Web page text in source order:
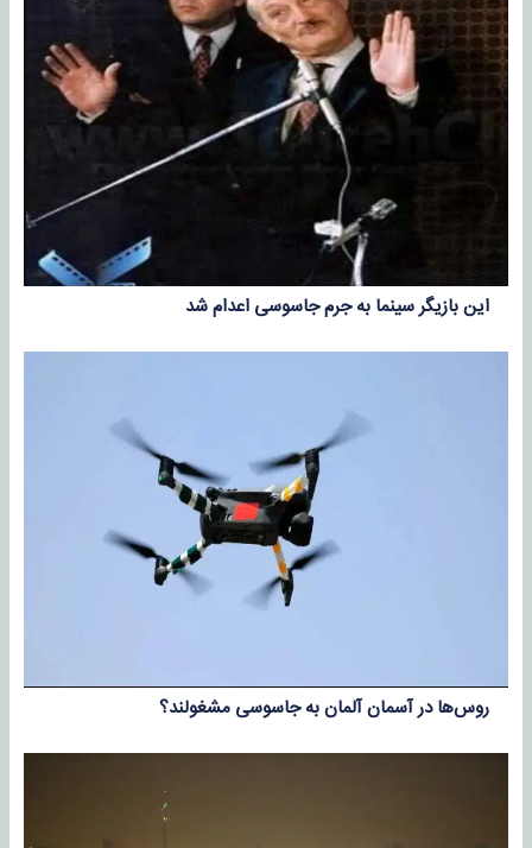
این بازیگر سینما به جرم جاسوسی اعدام شد
روس‌ها در آسمان آلمان به جاسوسی مشغولند؟